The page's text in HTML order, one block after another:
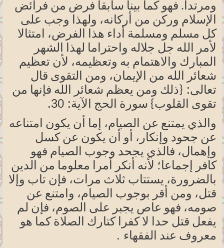
ومرتدا. فهو كما بينا سابقا فرض من فرائض
الإسلام وركن من أركانه، ولهذا وجب على
كل مسلم ومسلمة أداء هذا الفرض، امتثالا
لأمر الله جل جلاله واحتراما لهذا الشهر
المبارك والاهتمام به وتعظيمه، لأن تعظيم
شعائر الله من الإيمان، ومن التقوى قال
تعالى: {ذلك ومن يعظم شعائر الله فإنها من
تقوى القلوب} سورة الحج الآية: 30
.
والذي يمتنع عن الصيام، إما أن يكون امتناعه
عن جحود وإنكار، أو أن يكون عن كسل
وإهمال، فالذي يجحد وجوب الصيام فهو
كافر إجماعا؛ لأنه أنكر أمرا معلوما من الدين
بالضرورة، يستتاب ثلاث مرات، فإن تاب وإلا
قتل، ومن أقر بوجوب الصيام، وامتنع عن
صومه، فهو عاص يجبر على الصوم، فإن لم
يفعل قتل حدا لا كفرا كتارك الصلاة كما هو
معروف عند الفقهاء .